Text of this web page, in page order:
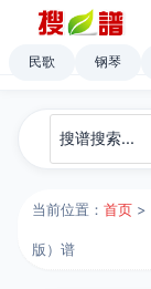
民歌 钢琴
当前位置：首页 >
版）谱